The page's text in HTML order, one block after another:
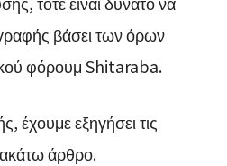
βάσει των όρων
φόρουμ Shitaraba.
έχουμε εξηγήσει τις
άρθρο.